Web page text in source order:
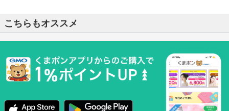
こちらもオススメ